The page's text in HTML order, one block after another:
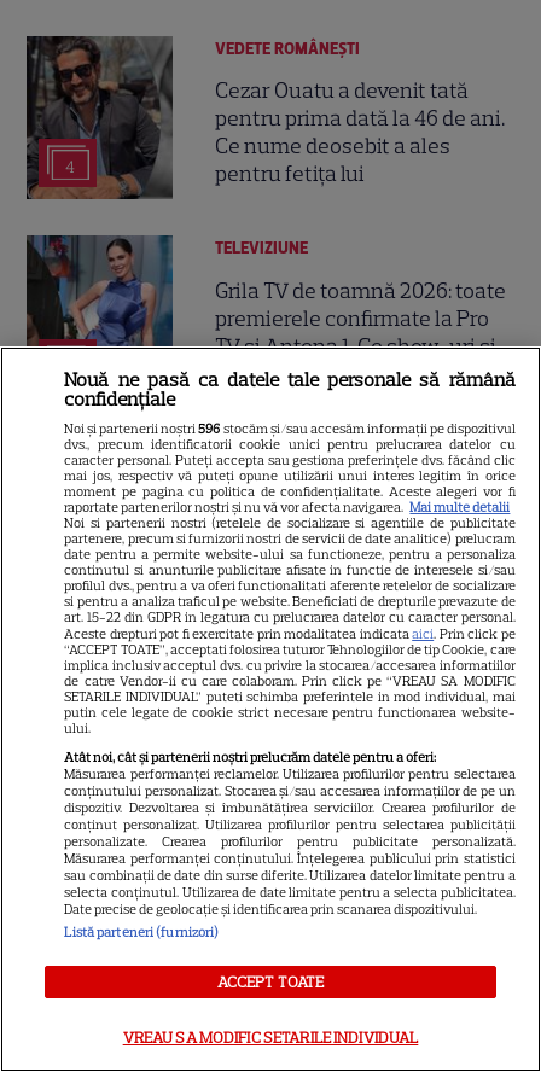
4
VEDETE ROMÂNEŞTI
Cezar Ouatu a devenit tată
pentru prima dată la 46 de ani.
Ce nume deosebit a ales
pentru fetița lui
9
TELEVIZIUNE
Grila TV de toamnă 2026: toate
premierele confirmate la Pro
TV și Antena 1. Ce show-uri și
seriale revin din septembrie
VEDETE STRĂINE
Jennifer Garner, ieșire rară la
prânz cu fiica ei, Violet. Cum au
fost surprinse cele două
Despre Tvmania
Contact
Contacte televiziuni
Abonamente
Publicitate
Termeni și condiții
Nouă ne pasă ca datele tale personale să rămână
confidențiale
Noi și partenerii noștri596 stocăm și/sau accesăm informații pe dispozitivul
dvs., precum identificatorii cookie unici pentru prelucrarea datelor cu
caracter personal. Puteți accepta sau gestiona preferințele dvs. făcând clic
mai jos, respectiv vă puteți opune utilizării unui interes legitim în orice
moment pe pagina cu politica de confidențialitate. Aceste alegeri vor fi
raportate partenerilor noștri și nu vă vor afecta navigarea. Mai multe detalii
Noi si partenerii nostri (retelele de socializare si agentiile de publicitate
partenere, precum si furnizorii nostri de servicii de date analitice) prelucram
date pentru a permite website-ului sa functioneze, pentru a personaliza
continutul si anunturile publicitare afisate in functie de interesele si/sau
profilul dvs., pentru a va oferi functionalitati aferente retelelor de socializare
si pentru a analiza traficul pe website. Beneficiati de drepturile prevazute de
art. 15-22 din GDPR in legatura cu prelucrarea datelor cu caracter personal.
Aceste drepturi pot fi exercitate prin modalitatea indicataaici. Prin click pe
“ACCEPT TOATE”, acceptati folosirea tuturor Tehnologiilor de tip Cookie, care
implica inclusiv acceptul dvs. cu privire la stocarea/accesarea informatiilor
de catre Vendor-ii cu care colaboram. Prin click pe “VREAU SA MODIFIC
SETARILE INDIVIDUAL” puteti schimba preferintele in mod individual, mai
putin cele legate de cookie strict necesare pentru functionarea website-
ului.
Atât noi, cât și partenerii noștri prelucrăm datele pentru a oferi:
Măsurarea performanței reclamelor. Utilizarea profilurilor pentru selectarea
conținutului personalizat. Stocarea și/sau accesarea informațiilor de pe un
dispozitiv. Dezvoltarea și îmbunătățirea serviciilor. Crearea profilurilor de
conținut personalizat. Utilizarea profilurilor pentru selectarea publicității
personalizate. Crearea profilurilor pentru publicitate personalizată.
Măsurarea performanței conținutului. Înțelegerea publicului prin statistici
sau combinații de date din surse diferite. Utilizarea datelor limitate pentru a
selecta conținutul. Utilizarea de date limitate pentru a selecta publicitatea.
Date precise de geolocație și identificarea prin scanarea dispozitivului.
Listă parteneri (furnizori)
ACCEPT TOATE
VREAU SA MODIFIC SETARILE INDIVIDUAL